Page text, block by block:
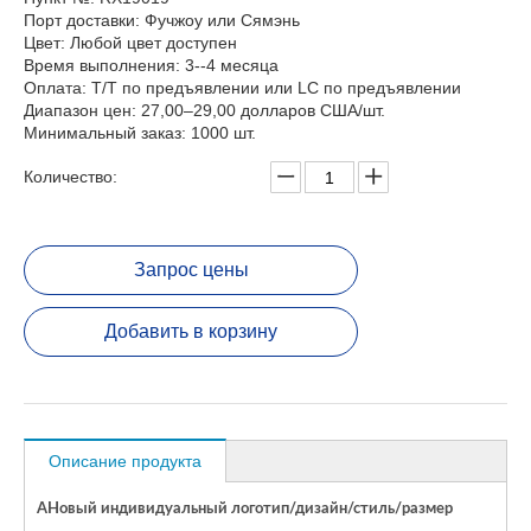
Порт доставки: Фучжоу или Сямэнь
Цвет: Любой цвет доступен
Время выполнения: 3--4 месяца
Оплата: T/T по предъявлении или LC по предъявлении
Диапазон цен: 27,00–29,00 долларов США/шт.
Минимальный заказ: 1000 шт.
Количество:
Запрос цены
Добавить в корзину
Описание продукта
AНовый индивидуальный логотип/дизайн/стиль/размер